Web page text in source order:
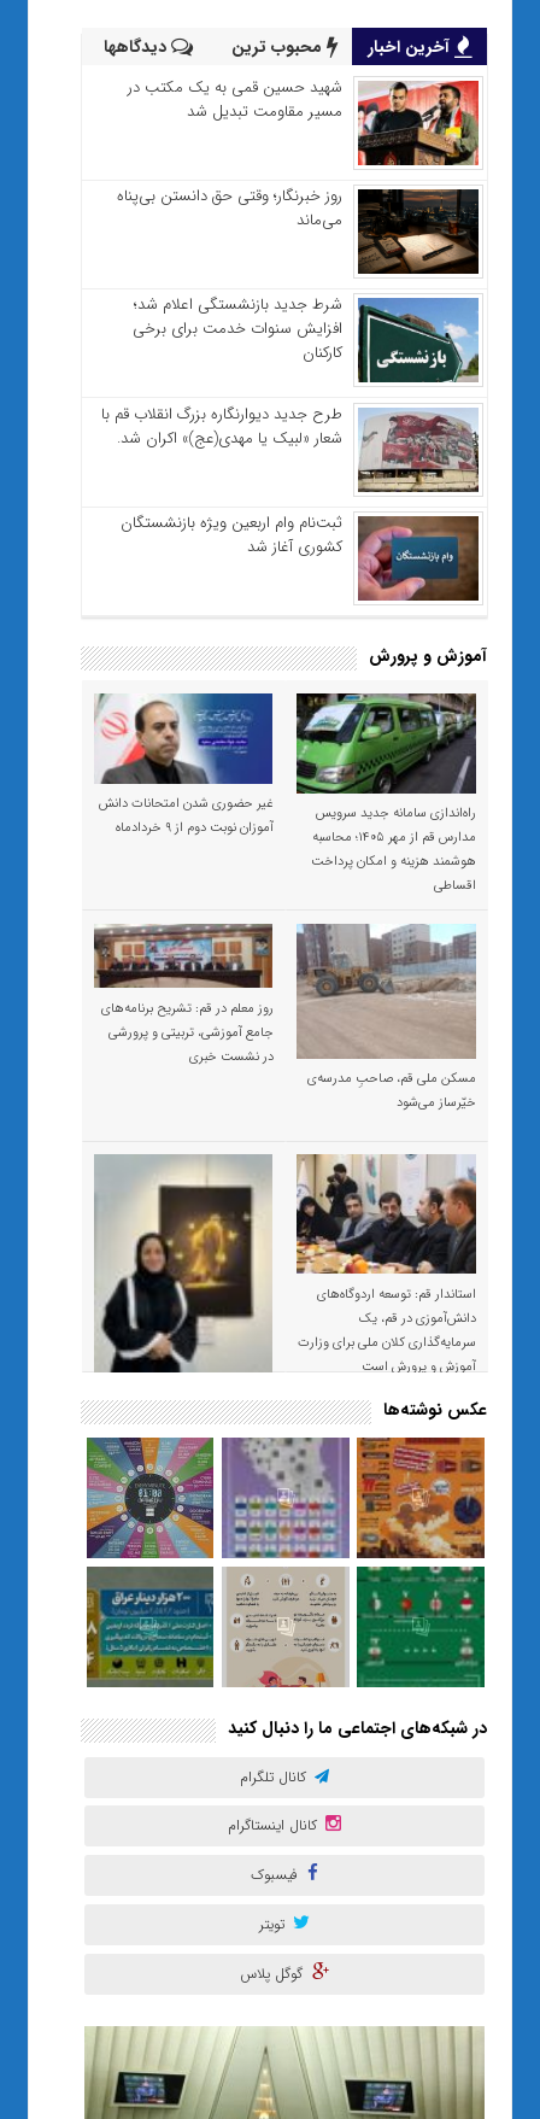
آخرین اخبار محبوب ترین دیدگاهها
شهید حسین قمی به یک مکتب در
مسیر مقاومت تبدیل شد
روز خبرنگار؛ وقتی حق دانستن بی‌پناه
می‌ماند
شرط جدید بازنشستگی اعلام شد؛
افزایش سنوات خدمت برای برخی
کارکنان
طرح جدید دیوارنگاره بزرگ انقلاب قم با
شعار «لبیک یا مهدی(عج)» اکران شد.
ثبت‌نام وام اربعین ویژه بازنشستگان
کشوری آغاز شد
آموزش و پرورش
راه‌اندازی سامانه جدید سرویس
مدارس قم از مهر ۱۴۰۵؛ محاسبه
هوشمند هزینه و امکان پرداخت
اقساطی
غیر حضوری شدن امتحانات دانش
آموزان نوبت دوم از ۹ خردادماه
مسکن ملی قم، صاحبِ مدرسه‌ی
خیّرساز می‌شود
روز معلم در قم: تشریح برنامه‌های
جامع آموزشی، تربیتی و پرورشی
در نشست خبری
استاندار قم: توسعه اردوگاه‌های
دانش‌آموزی در قم، یک
سرمایه‌گذاری کلان ملی برای وزارت
آموزش و پرورش است
«صبر و اعتماد؛ روایت معلمی که
نسل Z را از بی‌هدفی به خودباوری
رساند / از یک کلاس ساده در قم تا
حضور مشترک معلم و هنرجویان
در مهم‌ترین گالری قرآنی هوش
مصنوعی تهران
عکس نوشته‌ها
در شبکه‌های اجتماعی ما را دنبال کنید
کانال تلگرام
کانال اینستاگرام
فیسبوک
تویتر
گوگل پلاس